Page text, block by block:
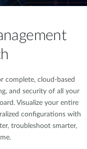
complete, cloud-based
and security of all your
Visualize your entire
configurations with
troubleshoot smarter,